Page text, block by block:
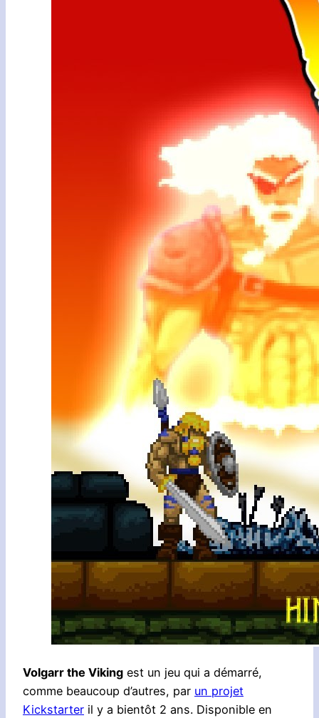
Volgarr the Viking est un jeu qui a démarré,
comme beaucoup d’autres, par un projet
Kickstarter il y a bientôt 2 ans. Disponible en